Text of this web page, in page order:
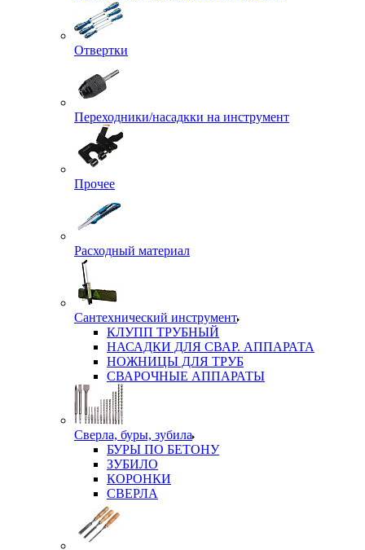
Отвертки
Переходники/насадкки на инструмент
Прочее
Расходный материал
Сантехнический инструмент
КЛУПП ТРУБНЫЙ
НАСАДКИ ДЛЯ СВАР. АППАРАТА
НОЖНИЦЫ ДЛЯ ТРУБ
СВАРОЧНЫЕ АППАРАТЫ
Сверла, буры, зубила
БУРЫ ПО БЕТОНУ
ЗУБИЛО
КОРОНКИ
СВЕРЛА